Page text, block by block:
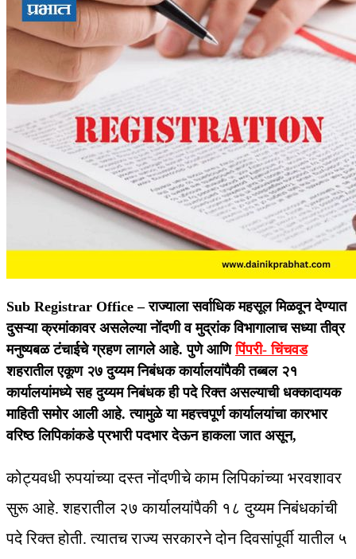
Sub Registrar Office –राज्याला सर्वाधिक महसूल मिळवून देण्यात
दुसऱ्या क्रमांकावर असलेल्या नोंदणी व मुद्रांक विभागालाच सध्या तीव्र
मनुष्यबळ टंचाईचे ग्रहण लागले आहे. पुणे आणिपिंपरी- चिंचवड
शहरातील एकूण २७ दुय्यम निबंधक कार्यालयांपैकी तब्बल २१
कार्यालयांमध्ये सह दुय्यम निबंधक ही पदे रिक्त असल्याची धक्कादायक
माहिती समोर आली आहे. त्यामुळे या महत्त्वपूर्ण कार्यालयांचा कारभार
वरिष्ठ लिपिकांकडे प्रभारी पदभार देऊन हाकला जात असून,
कोट्यवधी रुपयांच्या दस्त नोंदणीचे काम लिपिकांच्या भरवशावर
सुरू आहे. शहरातील २७ कार्यालयांपैकी १८ दुय्यम निबंधकांची
पदे रिक्त होती. त्यातच राज्य सरकारने दोन दिवसांपूर्वी यातील ५